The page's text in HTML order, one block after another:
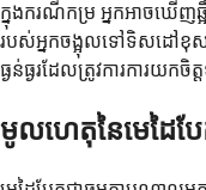
ក្នុងករណីកម្រ អ្នកអាចឃើ
របស់អ្នកចង្អុលទៅទិសដៅខុសទ
ធ្ងន់ធ្ងរដែលត្រូវការការយកចិត្
មូលហេតុនៃមេដៃបែក